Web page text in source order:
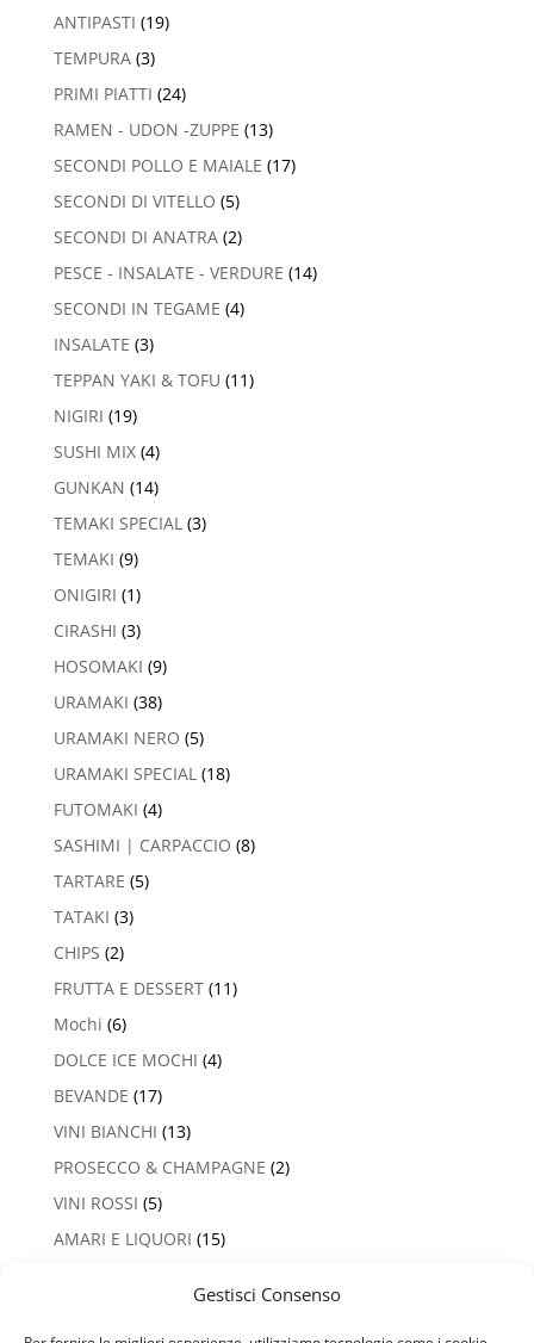
Gestisci Consenso
ANTIPASTI (19)
TEMPURA (3)
PRIMI PIATTI (24)
RAMEN - UDON -ZUPPE (13)
SECONDI POLLO E MAIALE (17)
SECONDI DI VITELLO (5)
SECONDI DI ANATRA (2)
PESCE - INSALATE - VERDURE (14)
SECONDI IN TEGAME (4)
INSALATE (3)
TEPPAN YAKI & TOFU (11)
NIGIRI (19)
SUSHI MIX (4)
GUNKAN (14)
TEMAKI SPECIAL (3)
TEMAKI (9)
ONIGIRI (1)
CIRASHI (3)
HOSOMAKI (9)
URAMAKI (38)
URAMAKI NERO (5)
URAMAKI SPECIAL (18)
FUTOMAKI (4)
SASHIMI | CARPACCIO (8)
TARTARE (5)
TATAKI (3)
CHIPS (2)
FRUTTA E DESSERT (11)
Mochi (6)
DOLCE ICE MOCHI (4)
BEVANDE (17)
VINI BIANCHI (13)
PROSECCO & CHAMPAGNE (2)
VINI ROSSI (5)
AMARI E LIQUORI (15)